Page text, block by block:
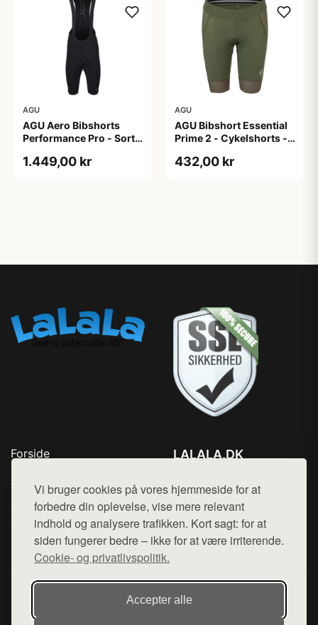
Vi bruger cookies på vores hjemmeside for at
forbedre din oplevelse, vise mere relevant
indhold og analysere trafikken. Kort sagt: for at
siden fungerer bedre – ikke for at være irriterende.
Cookie- og privatlivspolitik.
Accepter alle
AGU
AGU Aero Bibshorts
Performance Pro - Sort -
1.449,00 kr
AGU
AGU Bibshort Essential
Prime 2 - Cykelshorts -
2XL
432,00 kr
Forside
Top Rabatter
Blog
Kontakt
LALALA.DK
Mail: hej@want.dk
Cookie- og privatlivspolitik
Denne side er en del af want.dk, der udgiver en række
hjemmesider med præsentation af forskellige produkter fra